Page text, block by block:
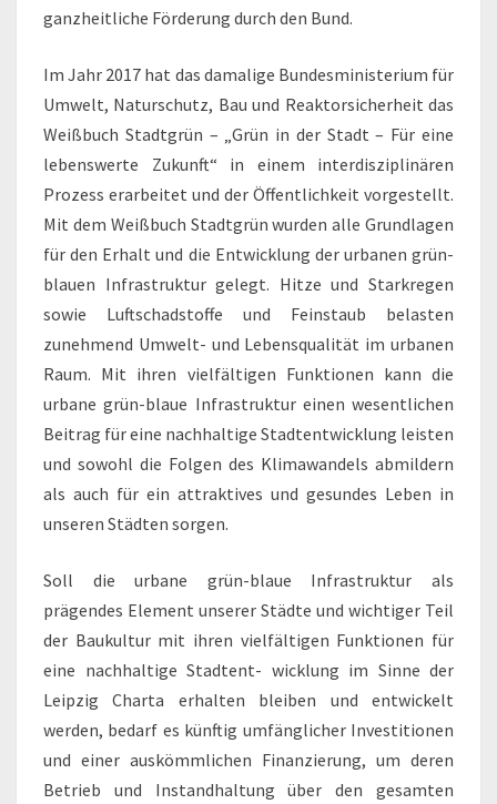
ganzheitliche Förderung durch den Bund.
Im Jahr 2017 hat das damalige Bundesministerium für
Umwelt, Naturschutz, Bau und Reaktorsicherheit das
Weißbuch Stadtgrün – „Grün in der Stadt – Für eine
lebenswerte Zukunft“ in einem interdisziplinären
Prozess erarbeitet und der Öffentlichkeit vorgestellt.
Mit dem Weißbuch Stadtgrün wurden alle Grundlagen
für den Erhalt und die Entwicklung der urbanen grün-
blauen Infrastruktur gelegt. Hitze und Starkregen
sowie Luftschadstoffe und Feinstaub belasten
zunehmend Umwelt- und Lebensqualität im urbanen
Raum. Mit ihren vielfältigen Funktionen kann die
urbane grün-blaue Infrastruktur einen wesentlichen
Beitrag für eine nachhaltige Stadtentwicklung leisten
und sowohl die Folgen des Klimawandels abmildern
als auch für ein attraktives und gesundes Leben in
unseren Städten sorgen.
Soll die urbane grün-blaue Infrastruktur als
prägendes Element unserer Städte und wichtiger Teil
der Baukultur mit ihren vielfältigen Funktionen für
eine nachhaltige Stadtent- wicklung im Sinne der
Leipzig Charta erhalten bleiben und entwickelt
werden, bedarf es künftig umfänglicher Investitionen
und einer auskömmlichen Finanzierung, um deren
Betrieb und Instandhaltung über den gesamten